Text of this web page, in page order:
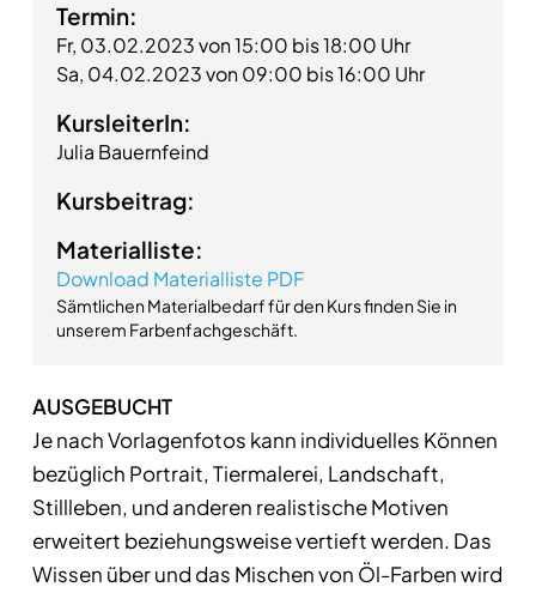
Termin:
Fr, 03.02.2023 von 15:00 bis 18:00 Uhr
Sa, 04.02.2023 von 09:00 bis 16:00 Uhr
KursleiterIn:
Julia Bauernfeind
Kursbeitrag:
Materialliste:
Download Materialliste PDF
Sämtlichen Materialbedarf für den Kurs finden Sie in
unserem Farbenfachgeschäft.
AUSGEBUCHT
Je nach Vorlagenfotos kann individuelles Können
bezüglich Portrait, Tiermalerei, Landschaft,
Stillleben, und anderen realistische Motiven
erweitert beziehungsweise vertieft werden. Das
Wissen über und das Mischen von Öl-Farben wird